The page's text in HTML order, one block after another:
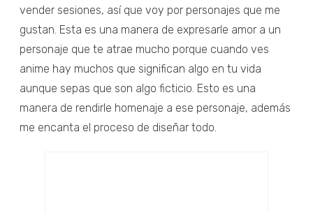
vender sesiones, así que voy por personajes que me
gustan. Esta es una manera de expresarle amor a un
personaje que te atrae mucho porque cuando ves
anime hay muchos que significan algo en tu vida
aunque sepas que son algo ficticio. Esto es una
manera de rendirle homenaje a ese personaje, además
me encanta el proceso de diseñar todo.